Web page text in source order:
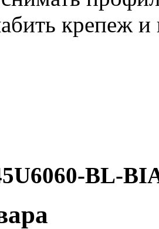
крепеж
BL-